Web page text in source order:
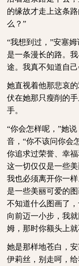
的缘故才走上这条
么？”
“我想到过，”安塞
是一条漫长的路。
途。我真不知道自
她直视着他那悲哀
伏在她那只瘦削的
手。
“你会怎样呢，”她
音，“你不该问你会
你追求过荣誉、幸
这一切仅仅是一些
我也必须离开你一
是一些美丽可爱的
不知道什么图画了
向前迈一小步，我
姆，那时你额头上
她是那样地苍白，
伊莉丝，别走呵，